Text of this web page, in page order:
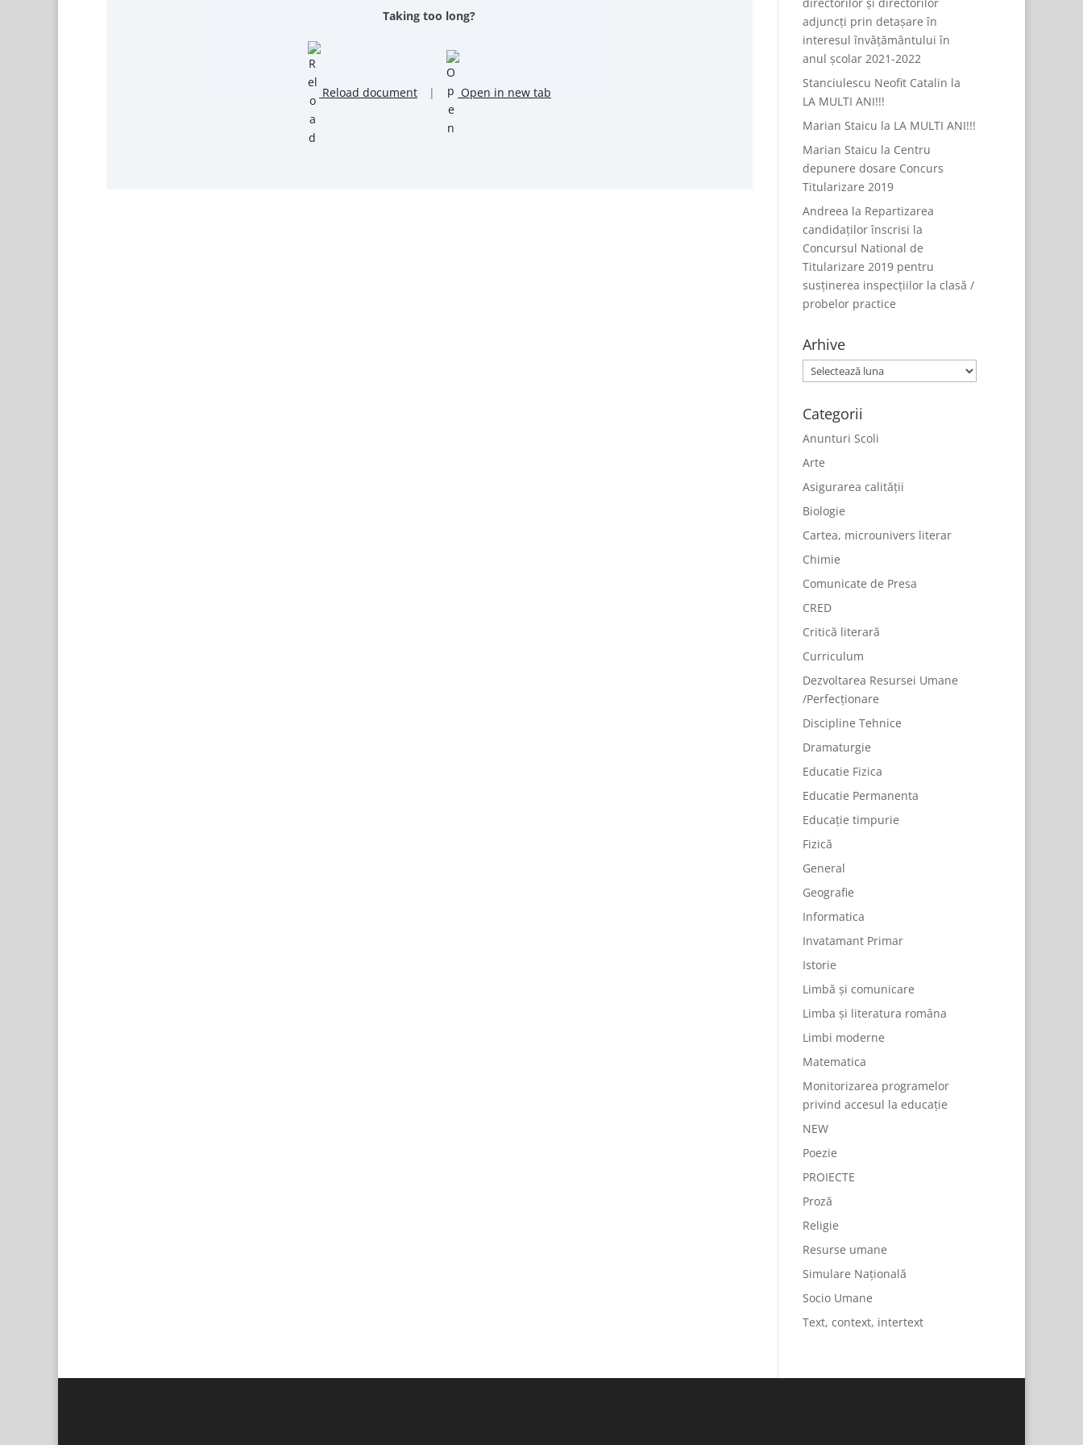
Taking too long?
Reload document | Open in new tab
adjuncți prin detașare în
interesul învățământului în
anul școlar 2021-2022
Stanciulescu Neofit Catalin la
LA MULTI ANI!!!
Marian Staicu la LA MULTI ANI!!!
Marian Staicu la Centru
depunere dosare Concurs
Titularizare 2019
Andreea la Repartizarea
candidaților înscrisi la
Concursul National de
Titularizare 2019 pentru
susținerea inspecțiilor la clasă /
probelor practice
Arhive
Arhive
Categorii
Anunturi Scoli
Arte
Asigurarea calității
Biologie
Cartea, microunivers literar
Chimie
Comunicate de Presa
CRED
Critică literară
Curriculum
Dezvoltarea Resursei Umane
/Perfecționare
Discipline Tehnice
Dramaturgie
Educatie Fizica
Educatie Permanenta
Educație timpurie
Fizică
General
Geografie
Informatica
Invatamant Primar
Istorie
Limbă și comunicare
Limba și literatura româna
Limbi moderne
Matematica
Monitorizarea programelor
privind accesul la educație
NEW
Poezie
PROIECTE
Proză
Religie
Resurse umane
Simulare Națională
Socio Umane
Text, context, intertext